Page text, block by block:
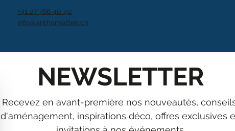
+41 27 766 40 40
info@anthamatten.ch
NEWSLETTER
Recevez en avant-première nos nouveautés,
d'aménagement, inspirations déco, offres exclusives